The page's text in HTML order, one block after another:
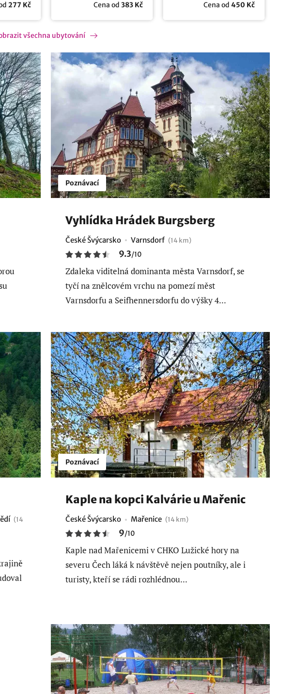
277 Kč Cena od 383 Kč Cena od 450 Kč
všechna ubytování
Poznávací
Vyhlídka Hrádek Burgsberg
České Švýcarsko Varnsdorf (14 km)
9.3/10
Zdaleka viditelná dominanta města Varnsdorf, se
tyčí na znělcovém vrchu na pomezí měst
Varnsdorfu a Seifhennersdorfu do výšky 4...
(14
Poznávací
Kaple na kopci Kalvárie u Mařenic
České Švýcarsko Mařenice (14 km)
9/10
Kaple nad Mařenicemi v CHKO Lužické hory na
severu Čech láká k návštěvě nejen poutníky, ale i
turisty, kteří se rádi rozhlédnou...